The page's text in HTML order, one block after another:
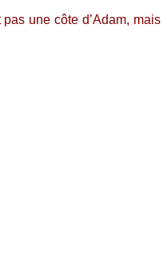
une côte d’Adam, mais